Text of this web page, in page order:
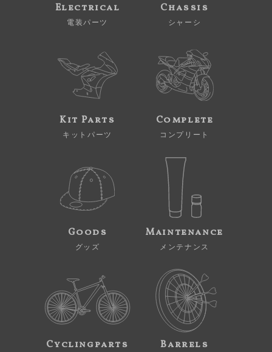
Electrical
電装パーツ
Chassis
シャーシ
Kit Parts
キットパーツ
Complete
コンプリート
Goods
グッズ
Maintenance
メンテナンス
Cyclingparts Barrels